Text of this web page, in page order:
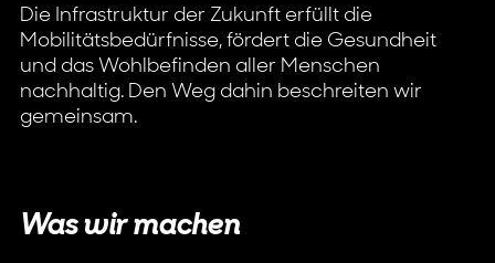
Die Infrastruktur der Zukunft erfüllt die
Mobilitätsbedürfnisse, fördert die Gesundheit
und das Wohlbefinden aller Menschen
nachhaltig. Den Weg dahin beschreiten wir
gemeinsam.
Was wir machen